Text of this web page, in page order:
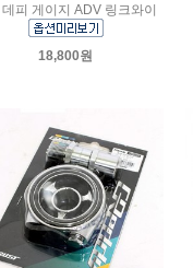
피 게이지 ADV 링크와이
18,800원